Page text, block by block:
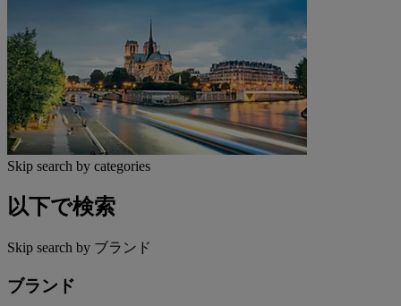
Skip search by categories
以下で検索
Skip search by ブランド
ブランド